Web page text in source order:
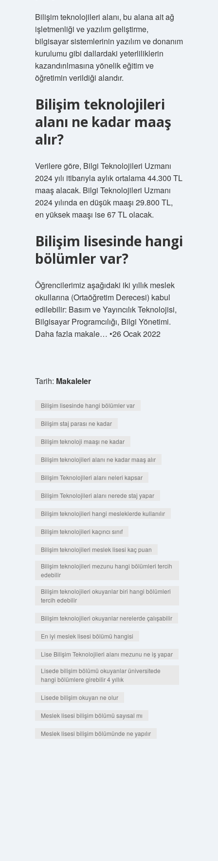
Bilişim teknolojileri alanı, bu alana ait ağ
işletmenliği ve yazılım geliştirme,
bilgisayar sistemlerinin yazılım ve donanım
kurulumu gibi dallardaki yeterliliklerin
kazandırılmasına yönelik eğitim ve
öğretimin verildiği alandır.
Bilişim teknolojileri
alanı ne kadar maaş
alır?
Verilere göre, Bilgi Teknolojileri Uzmanı
2024 yılı itibarıyla aylık ortalama 44.300 TL
maaş alacak. Bilgi Teknolojileri Uzmanı
2024 yılında en düşük maaşı 29.800 TL,
en yüksek maaşı ise 67 TL olacak.
Bilişim lisesinde hangi
bölümler var?
Öğrencilerimiz aşağıdaki iki yıllık meslek
okullarına (Ortaöğretim Derecesi) kabul
edilebilir: Basım ve Yayıncılık Teknolojisi,
Bilgisayar Programcılığı, Bilgi Yönetimi.
Daha fazla makale… •26 Ocak 2022
Tarih: Makaleler
Bilişim lisesinde hangi bölümler var
Bilişim staj parası ne kadar
Bilişim teknoloji maaşı ne kadar
Bilişim teknolojileri alanı ne kadar maaş alır
Bilişim Teknolojileri alanı neleri kapsar
Bilişim Teknolojileri alanı nerede staj yapar
Bilişim teknolojileri hangi mesleklerde kullanılır
Bilişim teknolojileri kaçıncı sınıf
Bilişim teknolojileri meslek lisesi kaç puan
Bilişim teknolojileri mezunu hangi bölümleri tercih
edebilir
Bilişim teknolojileri okuyanlar biri hangi bölümleri
tercih edebilir
Bilişim teknolojileri okuyanlar nerelerde çalışabilir
En iyi meslek lisesi bölümü hangisi
Lise Bilişim Teknolojileri alanı mezunu ne iş yapar
Lisede bilişim bölümü okuyanlar üniversitede
hangi bölümlere girebilir 4 yıllık
Lisede bilişim okuyan ne olur
Meslek lisesi bilişim bölümü sayısal mı
Meslek lisesi bilişim bölümünde ne yapılır